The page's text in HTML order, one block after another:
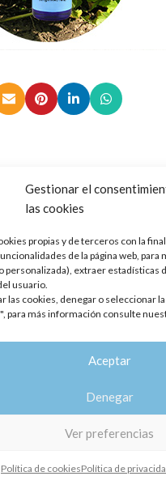
Gestionar el
las cookies
propias y de terceros con la
de la página web,
personalizada), extraer estadísticas
usuario.
las cookies, denegar o seleccionar
para más información consulte
Aceptar
Denegar
Ver preferencias
Política de cookiesPolítica de
Copyright 2014-2025
de privacidad Aviso legal |